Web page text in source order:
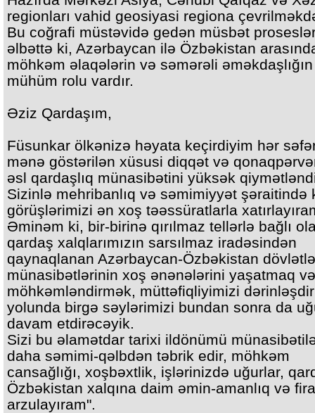
regionları vahid geosiyasi regiona
Bu coğrafi müstəvidə gedən müsbət
əlbəttə ki, Azərbaycan ilə Özbəkistan
möhkəm əlaqələrin və səmərəli əməkdaşlığın
mühüm rolu vardır.
Əziz Qardaşım,
Füsunkar ölkənizə həyata keçirdiyim hər
mənə göstərilən xüsusi diqqət və
əsl qardaşlıq münasibətini yüksək
Sizinlə mehribanlıq və səmimiyyət şəraitində
görüşlərimizi ən xoş təəssüratlarla
Əminəm ki, bir-birinə qırılmaz tellərlə bağlı
qardaş xalqlarımızın sarsılmaz iradəsindən
qaynaqlanan Azərbaycan-Özbəkistan
münasibətlərinin xoş ənənələrini yaşatmaq və
möhkəmləndirmək, müttəfiqliyimizi
yolunda birgə səylərimizi bundan sonra da
davam etdirəcəyik.
Sizi bu əlamətdar tarixi ildönümü
daha səmimi-qəlbdən təbrik edir, möhkəm
cansağlığı, xoşbəxtlik, işlərinizdə uğurlar,
Özbəkistan xalqına daim əmin-amanlıq və
arzulayıram".